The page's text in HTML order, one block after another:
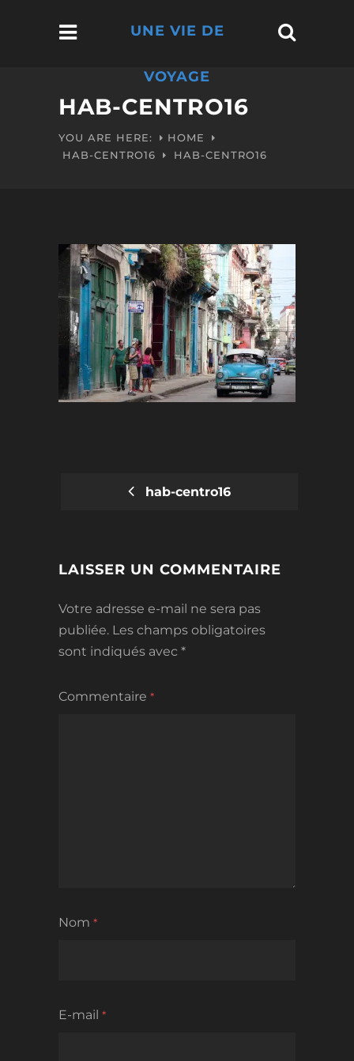
UNE VIE DE
VOYAGE
HAB-CENTRO16
YOU ARE HERE:
HOME
HAB-CENTRO16
HAB-CENTRO16
hab-centro16
LAISSER UN COMMENTAIRE
Votre adresse e-mail ne sera pas
publiée. Les champs obligatoires
sont indiqués avec *
Commentaire *
Nom *
E-mail *